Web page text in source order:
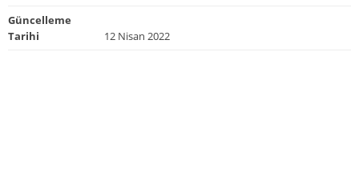
Güncelleme
Tarihi
12 Nisan 2022